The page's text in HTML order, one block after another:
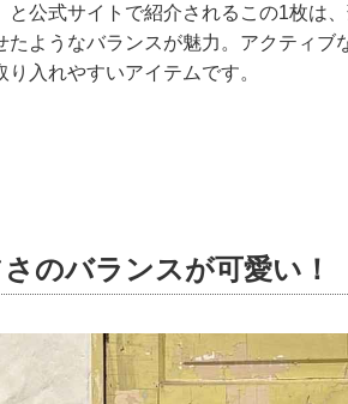
と公式サイトで紹介されるこの1枚は
たようなバランスが魅力。アクティブ
入れやすいアイテムです。
のバランスが可愛い！